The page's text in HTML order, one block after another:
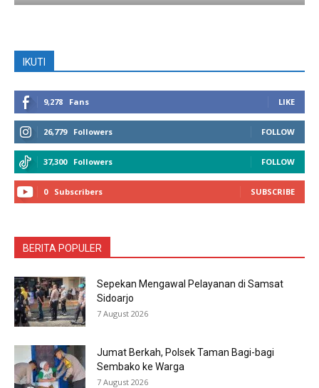
IKUTI
9,278 Fans LIKE
26,779 Followers FOLLOW
37,300 Followers FOLLOW
0 Subscribers SUBSCRIBE
BERITA POPULER
Sepekan Mengawal Pelayanan di Samsat
Sidoarjo
7 August 2026
Jumat Berkah, Polsek Taman Bagi-bagi
Sembako ke Warga
7 August 2026